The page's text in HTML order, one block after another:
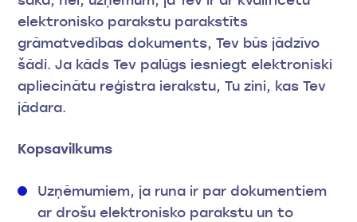
elektronisko parakstu parakstīts
grāmatvedības dokuments, Tev būs jādzīvo
šādi. Ja kāds Tev palūgs iesniegt elektroniski
apliecinātu reģistra ierakstu, Tu zini, kas Tev
jādara.
Kopsavilkums
Uzņēmumiem, ja runa ir par dokumentiem
ar drošu elektronisko parakstu un to